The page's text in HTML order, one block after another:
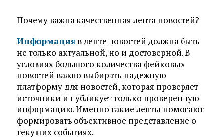
Почему важна качественная лента новостей?
Информацияв ленте новостей должна быть
не только актуальной, но и достоверной. В
условиях большого количества фейковых
новостей важно выбирать надежную
платформу для новостей, которая проверяет
источники и публикует только проверенную
информацию. Именно такие ленты помогают
формировать объективное представление о
текущих событиях.